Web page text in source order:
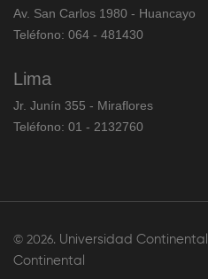
Av. San Carlos 1980 - Huancayo
Teléfono: 064 - 481430
Lima
Jr. Junín 355 - Miraflores
Teléfono: 01 - 2132760
© 2026. Universidad Continental
Continental